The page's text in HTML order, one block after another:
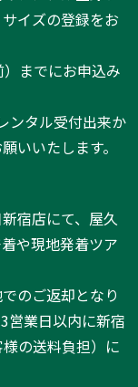
イズの登録をお
までにお申込み
ンタル受付出来か
いいたします。
宿店にて、屋久
や現地発着ツア
のご返却となり
営業日以内に新宿
の送料負担）に